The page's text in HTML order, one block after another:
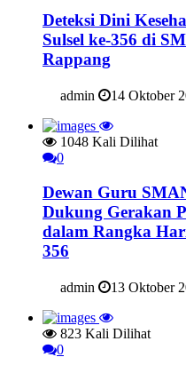
Deteksi Dini
Sulsel ke-356 di
Rappang
admin 14 Oktober
1048 Kali Dilihat
0
Dewan Guru
Dukung Gerakan
dalam Rangka
356
admin 13 Oktober
823 Kali Dilihat
0